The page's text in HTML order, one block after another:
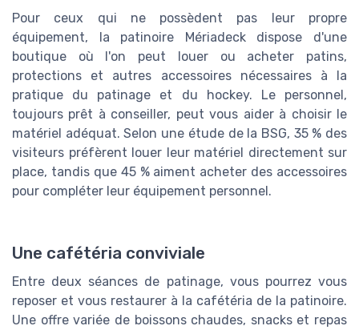
Pour ceux qui ne possèdent pas leur propre
équipement, la patinoire Mériadeck dispose d'une
boutique où l'on peut louer ou acheter patins,
protections et autres accessoires nécessaires à la
pratique du patinage et du hockey. Le personnel,
toujours prêt à conseiller, peut vous aider à choisir le
matériel adéquat. Selon une étude de la BSG, 35 % des
visiteurs préfèrent louer leur matériel directement sur
place, tandis que 45 % aiment acheter des accessoires
pour compléter leur équipement personnel.
Une cafétéria conviviale
Entre deux séances de patinage, vous pourrez vous
reposer et vous restaurer à la cafétéria de la patinoire.
Une offre variée de boissons chaudes, snacks et repas